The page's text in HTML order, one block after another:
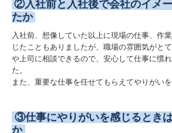
南九州酒販オリジナル
取扱店舗紹介
直営店
焼酎が買えるお店
焼酎が飲めるお店
②入社前と入社後で会社のイメ
たか
入社前、想像していた以上に現場の仕事、作
じたこともありましたが、職場の雰囲気がと
や上司に相談できるので、安心して仕事に慣
た。
また、重要な仕事を任せてもらえてやりがいを
③仕事にやりがいを感じるとき
か